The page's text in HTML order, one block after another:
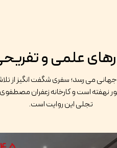
علمی و
می رسد؛ سفری شگفت انگیز از
است و کارخانه زعفران
تجلی این روایت است.